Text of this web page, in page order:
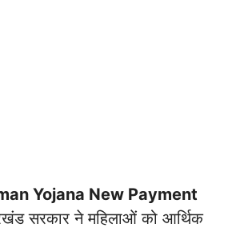
Yojana New Payment
सरकार ने महिलाओं को आर्थिक